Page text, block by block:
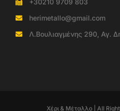
+30210 9709 803
herimetallo@gmail.com
Λ.Βουλιαγμένης 290, Αγ.
Χέρι & Μέταλλο | All